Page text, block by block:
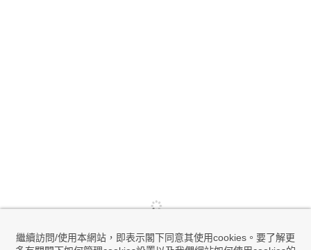
繼續訪問/使用本網站，即表示閣下同意其使用cookies。要了解更